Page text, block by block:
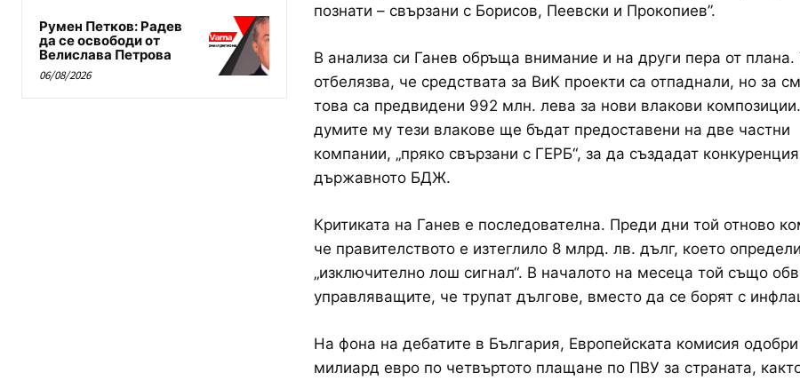
Румен Петков: Радев
да се освободи от
Велислава Петрова
06/08/2026
познати – свързани с Борисов, Пеевски и Прокопиев”.
В анализа си Ганев обръща внимание и на други пера от плана.
отбелязва, че средствата за ВиК проекти са отпаднали, но за
това са предвидени 992 млн. лева за нови влакови
думите му тези влакове ще бъдат предоставени на две частни
компании, „пряко свързани с ГЕРБ“, за да създадат
държавното БДЖ.
Критиката на Ганев е последователна. Преди дни той отново
че правителството е изтеглило 8 млрд. лв. дълг, което
„изключително лош сигнал“. В началото на месеца той също
управляващите, че трупат дългове, вместо да се борят с
На фона на дебатите в България, Европейската комисия одобри
милиард евро по четвъртото плащане по ПВУ за страната,